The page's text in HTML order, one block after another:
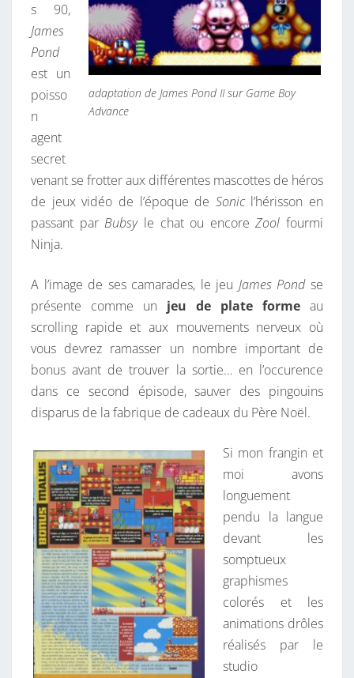
R
E
T
D
E
É
S
I
U
S
I
O
N
adaptation de James Pond II sur Game Boy
Advance
s 90,
James
Pond
est un
poisso
n
agent
secret
venant se frotter aux différentes mascottes de héros
de jeux vidéo de l’époque de Sonicl’hérisson en
passant parBubsyle chat ou encoreZool fourmi
Ninja.
A l’image de ses camarades, le jeu James Pondse
présente comme un jeu de plate forme au
scrolling rapide et aux mouvements nerveux où
vous devrez ramasser un nombre important de
bonus avant de trouver la sortie… en l’occurence
dans ce second épisode, sauver des pingouins
disparus de la fabrique de cadeaux du Père Noël.
Si mon frangin et
moi avons
longuement
pendu la langue
devant les
somptueux
graphismes
colorés et les
animations drôles
réalisés par le
studio